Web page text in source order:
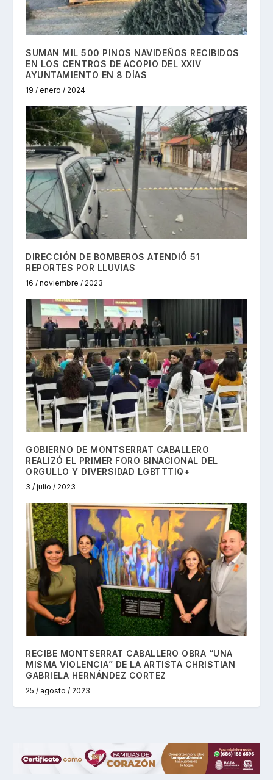
SUMAN MIL 500 PINOS NAVIDEÑOS RECIBIDOS
EN LOS CENTROS DE ACOPIO DEL XXIV
AYUNTAMIENTO EN 8 DÍAS
19 / enero / 2024
DIRECCIÓN DE BOMBEROS ATENDIÓ 51
REPORTES POR LLUVIAS
16 / noviembre / 2023
GOBIERNO DE MONTSERRAT CABALLERO
REALIZÓ EL PRIMER FORO BINACIONAL DEL
ORGULLO Y DIVERSIDAD LGBTTTIQ+
3 / julio / 2023
RECIBE MONTSERRAT CABALLERO OBRA “UNA
MISMA VIOLENCIA” DE LA ARTISTA CHRISTIAN
GABRIELA HERNÁNDEZ CORTEZ
25 / agosto / 2023